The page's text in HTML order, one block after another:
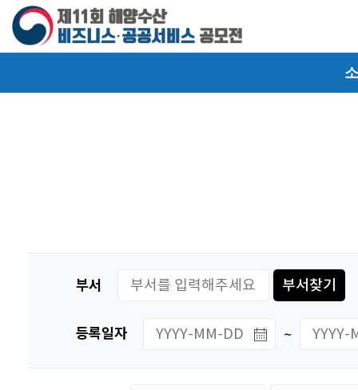
본문 바로가기
주요메뉴 바로가기